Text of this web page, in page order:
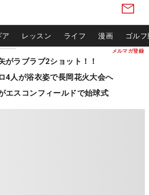
メルマガ登録
ア レッスン ライフ 漫画 ゴル
がラブラブ2ショット！！
4人が浴衣姿で長岡花火大会へ
エスコンフィールドで始球式